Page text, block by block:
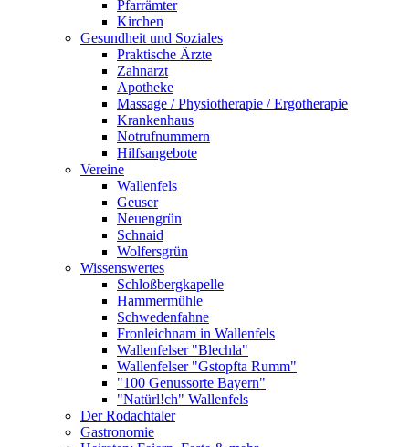
Pfarrämter
Kirchen
Gesundheit und Soziales
Praktische Ärzte
Zahnarzt
Apotheke
Massage / Physiotherapie / Ergotherapie
Krankenhaus
Notrufnummern
Hilfsangebote
Vereine
Wallenfels
Geuser
Neuengrün
Schnaid
Wolfersgrün
Wissenswertes
Schloßbergkapelle
Hammermühle
Schwedenfahne
Fronleichnam in Wallenfels
Wallenfelser "Blechla"
Wallenfelser "Gstopfta Rumm"
"100 Genussorte Bayern"
"Natürl!ch" Wallenfels
Der Rodachtaler
Gastronomie